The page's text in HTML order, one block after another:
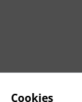
Cookies